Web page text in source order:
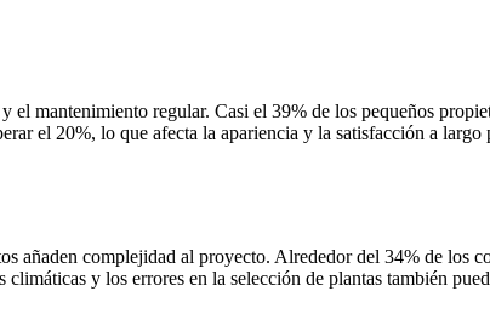
mantenimiento regular. Casi el 39% de los pequeños
el 20%, lo que afecta la apariencia y la satisfacción a largo
añaden complejidad al proyecto. Alrededor del 34% de los
y los errores en la selección de plantas también